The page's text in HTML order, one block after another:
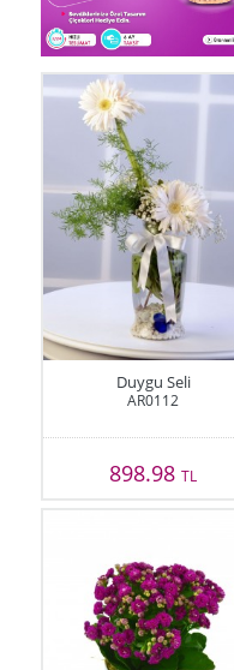
Duygu Seli
AR0112
898.98TL